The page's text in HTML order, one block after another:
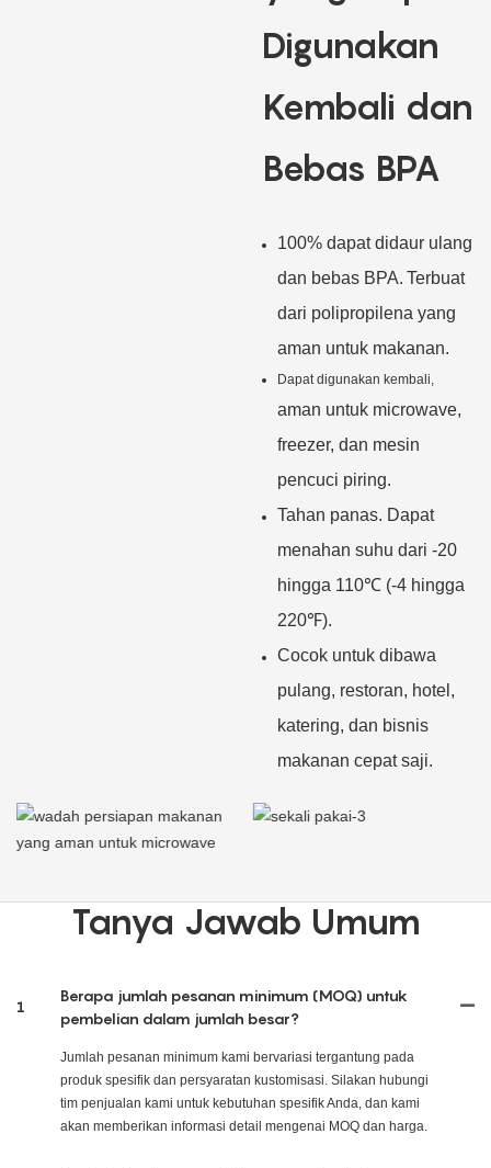
Digunakan
Kembali dan
Bebas BPA
100% dapat didaur ulang
dan bebas BPA. Terbuat
dari polipropilena yang
aman untuk makanan.
Dapat digunakan kembali,
aman untuk microwave,
freezer, dan mesin
pencuci piring.
Tahan panas. Dapat
menahan suhu dari -20
hingga 110℃ (-4 hingga
220℉).
Cocok untuk dibawa
pulang, restoran, hotel,
katering, dan bisnis
makanan cepat saji.
Tanya Jawab Umum
1
Berapa jumlah pesanan minimum (MOQ) untuk
pembelian dalam jumlah besar?
Jumlah pesanan minimum kami bervariasi tergantung pada
produk spesifik dan persyaratan kustomisasi. Silakan hubungi
tim penjualan kami untuk kebutuhan spesifik Anda, dan kami
akan memberikan informasi detail mengenai MOQ dan harga.